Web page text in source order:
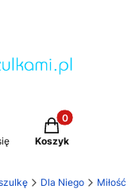
Produkty w
Koszyk
Dla Niego Miłość